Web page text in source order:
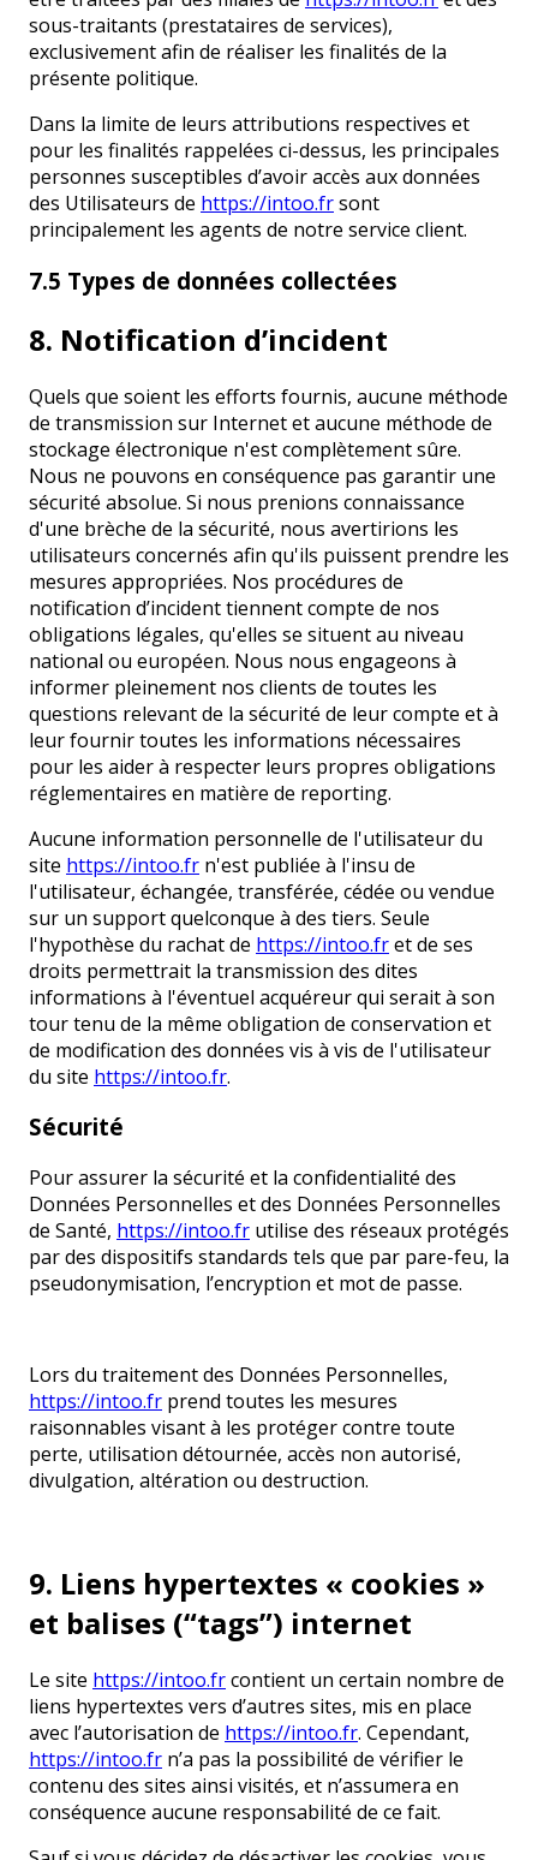
sous-traitants (prestataires de services),
exclusivement afin de réaliser les finalités de la
présente politique.
Dans la limite de leurs attributions respectives et
pour les finalités rappelées ci-dessus, les principales
personnes susceptibles d’avoir accès aux données
des Utilisateurs de https://intoo.frsont
principalement les agents de notre service client.
7.5 Types de données collectées
8. Notification d’incident
Quels que soient les efforts fournis, aucune méthode
de transmission sur Internet et aucune méthode de
stockage électronique n'est complètement sûre.
Nous ne pouvons en conséquence pas garantir une
sécurité absolue. Si nous prenions connaissance
d'une brèche de la sécurité, nous avertirions les
utilisateurs concernés afin qu'ils puissent prendre les
mesures appropriées. Nos procédures de
notification d’incident tiennent compte de nos
obligations légales, qu'elles se situent au niveau
national ou européen. Nous nous engageons à
informer pleinement nos clients de toutes les
questions relevant de la sécurité de leur compte et à
leur fournir toutes les informations nécessaires
pour les aider à respecter leurs propres obligations
réglementaires en matière de reporting.
Aucune information personnelle de l'utilisateur du
site https://intoo.fr n'est publiée à l'insu de
l'utilisateur, échangée, transférée, cédée ou vendue
sur un support quelconque à des tiers. Seule
l'hypothèse du rachat de https://intoo.fret de ses
droits permettrait la transmission des dites
informations à l'éventuel acquéreur qui serait à son
tour tenu de la même obligation de conservation et
de modification des données vis à vis de l'utilisateur
du site https://intoo.fr.
Sécurité
Pour assurer la sécurité et la confidentialité des
Données Personnelles et des Données Personnelles
de Santé, https://intoo.fr utilise des réseaux protégés
par des dispositifs standards tels que par pare-feu, la
pseudonymisation, l’encryption et mot de passe.
Lors du traitement des Données Personnelles,
https://intoo.fr prend toutes les mesures
raisonnables visant à les protéger contre toute
perte, utilisation détournée, accès non autorisé,
divulgation, altération ou destruction.
9. Liens hypertextes « cookies »
et balises (“tags”) internet
Le site https://intoo.frcontient un certain nombre de
liens hypertextes vers d’autres sites, mis en place
avec l’autorisation de https://intoo.fr. Cependant,
https://intoo.fr n’a pas la possibilité de vérifier le
contenu des sites ainsi visités, et n’assumera en
conséquence aucune responsabilité de ce fait.